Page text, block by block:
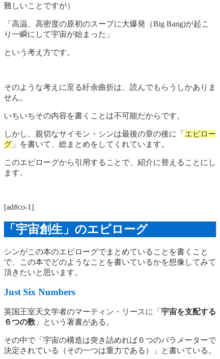
難しいことですが）
「高温、高密度の原初のスープに大爆発（Big Bang)が起こ
り一瞬にして宇宙が始まった」
という考え方です。
そのような考えに至る紆余曲折は、読んでもらうしかありま
せん。
いちいちその内容を書くことは不可能だからです。
しかし、親切なサイモン・シンは最後の章の後に「 エピロー
グ 」を書いて、総まとめをしてくれています。
このエピローグから引用することで、紹介に替えることにし
ます。
[ad#co-1]
「宇宙創生」のエピローグ
シンがこの本のエピローグでまとめていることを書くこと
で、この本でどのようなことを書いているかを想像してみて
頂きたいと思います。
Just Six Numbers
英国王室天文学者のマーティン・リースに「 宇宙を支配する
６つの数 」という著書がある。
その中で「宇宙の構造は突き詰めれば６つのパラメーターで
決定されている（その一つは重力である）」と書いている。